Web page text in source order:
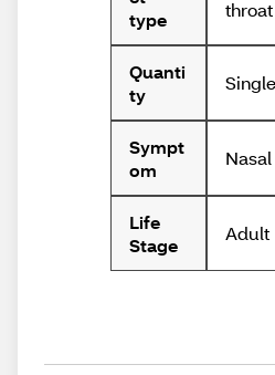
type
Quanti
ty
Sympt
om
Life
Stage
Adult